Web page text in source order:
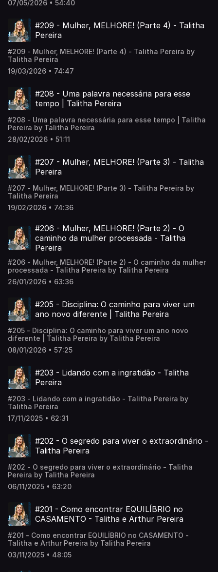
perder o que Ele está fazendo agora.🔥 Ela compartilhou
essa estação: ✅ DISTINGA FUNDAÇÃO DE LINHA DE
CHEGADA ✅ APRENDA A DIFERENÇA ENTRE RECORDAR E
HABITAR ✅ RECONHEÇA QUE DEUS É CONSISTENTE E
PARA ENFRENTAR O NÚMERO NOVO Deus está fazendo
coisas novas na sua vida, você crê?? 🥹 Compartilhe essa
mensagem com alguém que precisa ouvir isso e
acompanhe os próximos conteúdos!
07/05/2026 • 54:40
#209 - Mulher, MELHORE! (Parte 4) - Talitha
Pereira
#209 - Mulher, MELHORE! (Parte 4) - Talitha Pereira by
Talitha Pereira
19/03/2026 • 74:47
#208 - Uma palavra necessária para esse
tempo | Talitha Pereira
#208 - Uma palavra necessária para esse tempo | Talitha
Pereira by Talitha Pereira
28/02/2026 • 51:11
#207 - Mulher, MELHORE! (Parte 3) - Talitha
Pereira
#207 - Mulher, MELHORE! (Parte 3) - Talitha Pereira by
Talitha Pereira
19/02/2026 • 74:36
#206 - Mulher, MELHORE! (Parte 2) - O
caminho da mulher processada - Talitha
Pereira
#206 - Mulher, MELHORE! (Parte 2) - O caminho da mulher
processada - Talitha Pereira by Talitha Pereira
26/01/2026 • 63:36
#205 - Disciplina: O caminho para viver um
ano novo diferente | Talitha Pereira
#205 - Disciplina: O caminho para viver um ano novo
diferente | Talitha Pereira by Talitha Pereira
08/01/2026 • 57:25
#203 - Lidando com a ingratidão - Talitha
Pereira
#203 - Lidando com a ingratidão - Talitha Pereira by
Talitha Pereira
17/11/2025 • 62:31
#202 - O segredo para viver o extraordinário -
Talitha Pereira
#202 - O segredo para viver o extraordinário - Talitha
Pereira by Talitha Pereira
06/11/2025 • 63:20
#201 - Como encontrar EQUILÍBRIO no
CASAMENTO - Talitha e Arthur Pereira
#201 - Como encontrar EQUILÍBRIO no CASAMENTO -
Talitha e Arthur Pereira by Talitha Pereira
03/11/2025 • 48:05